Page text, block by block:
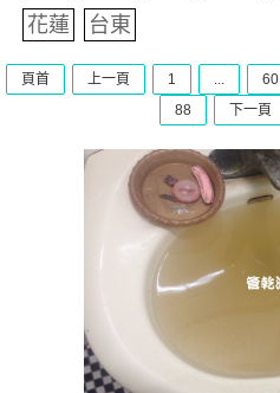
花蓮
台東
頁首 上一頁 1 ... 60
88
下一頁